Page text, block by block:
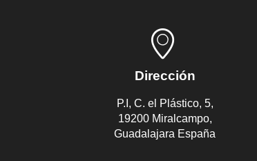
Dirección
P.I, C. el Plástico, 5,
19200 Miralcampo,
Guadalajara España